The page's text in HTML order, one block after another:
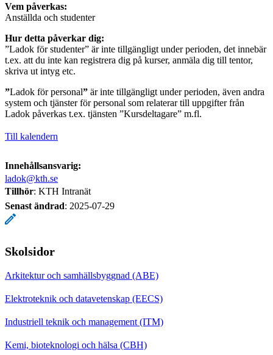
Vem påverkas:
Anställda och studenter
Hur detta påverkar dig:
”Ladok för studenter” är inte tillgängligt under perioden, det innebär
t.ex. att du inte kan registrera dig på kurser, anmäla dig till tentor,
skriva ut intyg etc.
”Ladok för personal” är inte tillgängligt under perioden, även andra
system och tjänster för personal som relaterar till uppgifter från
Ladok påverkas t.ex. tjänsten ”Kursdeltagare” m.fl.
Till kalendern
Innehållsansvarig:
ladok@kth.se
Tillhör: KTH Intranät
Senast ändrad: 2025-07-29
Skolsidor
Arkitektur och samhällsbyggnad (ABE)
Elektroteknik och datavetenskap (EECS)
Industriell teknik och management (ITM)
Kemi, bioteknologi och hälsa (CBH)